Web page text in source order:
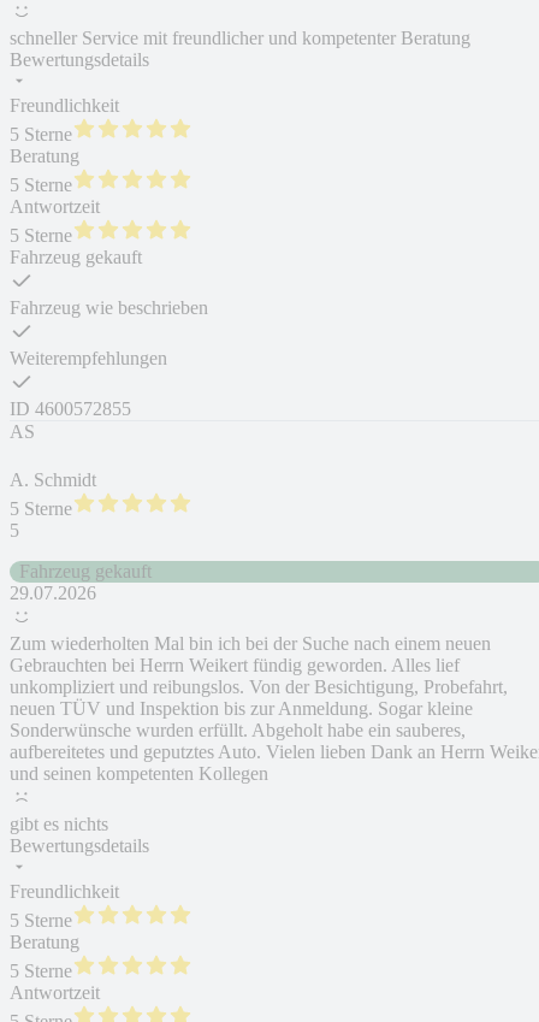
schneller Service mit freundlicher und kompetenter Beratung
Bewertungsdetails
Freundlichkeit
5 Sterne
Beratung
5 Sterne
Antwortzeit
5 Sterne
Fahrzeug gekauft
Fahrzeug wie beschrieben
Weiterempfehlungen
ID 4600572855
AS
A. Schmidt
5 Sterne
5
Fahrzeug gekauft
29.07.2026
Zum wiederholten Mal bin ich bei der Suche nach einem neuen
Gebrauchten bei Herrn Weikert fündig geworden. Alles lief
unkompliziert und reibungslos. Von der Besichtigung, Probefahrt,
neuen TÜV und Inspektion bis zur Anmeldung. Sogar kleine
Sonderwünsche wurden erfüllt. Abgeholt habe ein sauberes,
aufbereitetes und geputztes Auto. Vielen lieben Dank an Herrn
und seinen kompetenten Kollegen
gibt es nichts
Bewertungsdetails
Freundlichkeit
5 Sterne
Beratung
5 Sterne
Antwortzeit